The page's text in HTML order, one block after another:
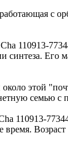
с
110913-
синтеза. Его
этой
семью с
110913-
время.